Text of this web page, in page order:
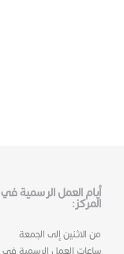
أيام العمل الرسمية في
المركز:
من الاثنين إلى الجمعة
ساعات العمل الرسمية في